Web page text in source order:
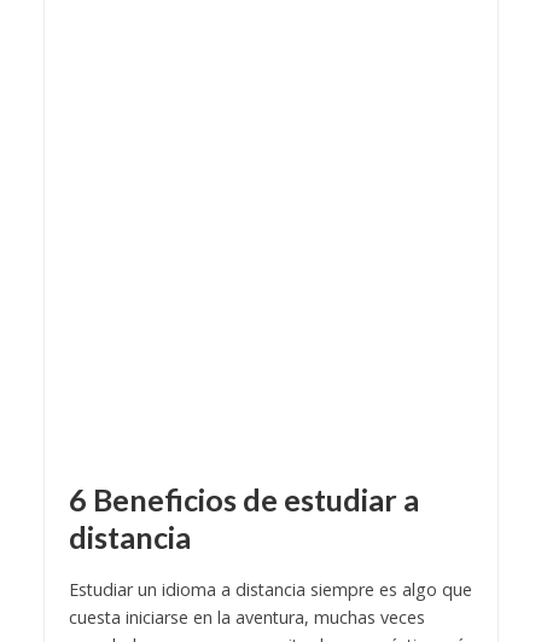
6 Beneficios de estudiar a
distancia
Estudiar un idioma a distancia siempre es algo que
cuesta iniciarse en la aventura, muchas veces